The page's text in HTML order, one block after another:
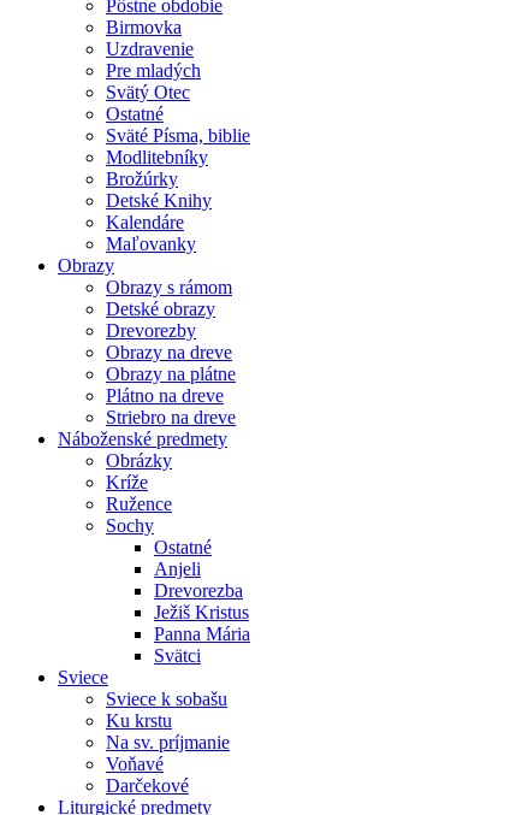
Pôstne obdobie
Birmovka
Uzdravenie
Pre mladých
Svätý Otec
Ostatné
Sväté Písma, biblie
Modlitebníky
Brožúrky
Detské Knihy
Kalendáre
Maľovanky
Obrazy
Obrazy s rámom
Detské obrazy
Drevorezby
Obrazy na dreve
Obrazy na plátne
Plátno na dreve
Striebro na dreve
Náboženské predmety
Obrázky
Kríže
Ružence
Sochy
Ostatné
Anjeli
Drevorezba
Ježiš Kristus
Panna Mária
Svätci
Sviece
Sviece k sobašu
Ku krstu
Na sv. príjmanie
Voňavé
Darčekové
Liturgické predmety